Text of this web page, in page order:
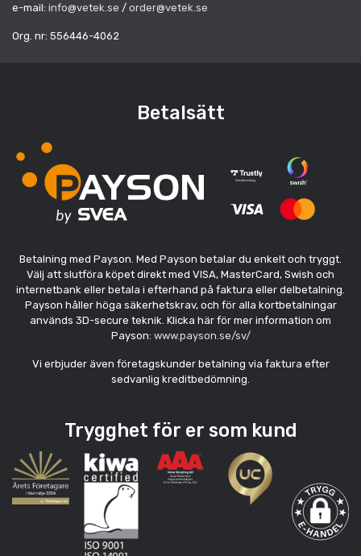
e-mail: info@vetek.se / order@vetek.se
Org. nr: 556446-4062
Betalsätt
Betalning med Payson. Med Payson betalar du enkelt och tryggt.
Välj att slutföra köpet direkt med VISA, MasterCard, Swish och
internetbank eller betala i efterhand på faktura eller delbetalning.
Payson håller höga säkerhetskrav, och för alla kortbetalningar
används 3D-secure teknik. Klicka här för mer information om
Payson: www.payson.se/sv/
Vi erbjuder även företagskunder betalning via faktura efter
sedvanlig kreditbedömning.
Trygghet för er som kund